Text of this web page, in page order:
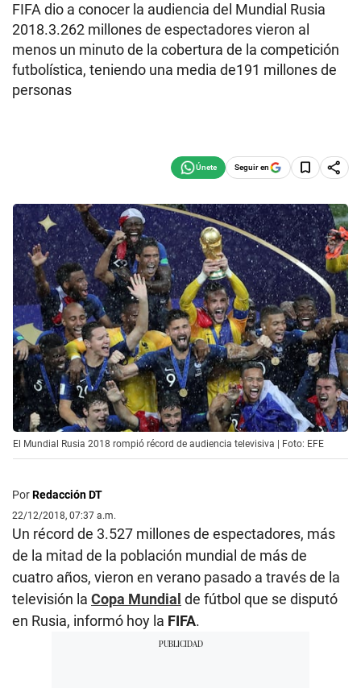
FIFA dio a conocer la audiencia del Mundial Rusia
2018.3.262 millones de espectadores vieron al
menos un minuto de la cobertura de la competición
futbolística, teniendo una media de191 millones de
personas
Seguir en
El Mundial Rusia 2018 rompió récord de audiencia televisiva | Foto: EFE
PorRedacción DT
22/12/2018, 07:37 a.m.
Un récord de 3.527 millones de espectadores, más
de la mitad de la población mundial de más de
cuatro años, vieron en verano pasado a través de la
televisión la Copa Mundial de fútbol que se disputó
en Rusia, informó hoy la FIFA.